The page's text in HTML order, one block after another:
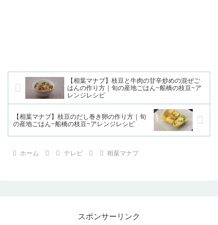
【相葉マナブ】枝豆と牛肉の甘辛炒めの混ぜご
はんの作り方｜旬の産地ごはん~船橋の枝豆~ア
レンジレシピ
【相葉マナブ】枝豆のだし巻き卵の作り方｜旬
の産地ごはん~船橋の枝豆~アレンジレシピ
ホーム テレビ 相葉マナブ
スポンサーリンク